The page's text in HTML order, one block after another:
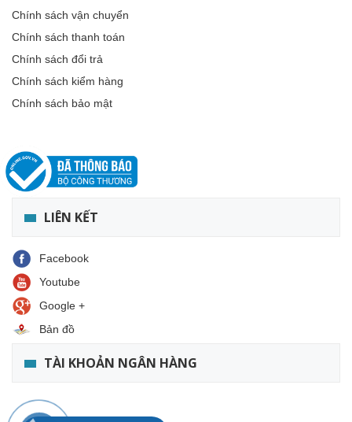
Chính sách vận chuyển
Chính sách thanh toán
Chính sách đổi trả
Chính sách kiểm hàng
Chính sách bảo mật
LIÊN KẾT
Facebook
Youtube
Google +
Bản đồ
TÀI KHOẢN NGÂN HÀNG